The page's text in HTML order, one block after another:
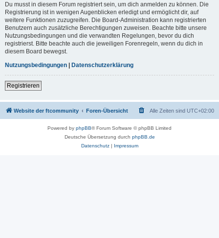
Du musst in diesem Forum registriert sein, um dich anmelden zu können. Die
Registrierung ist in wenigen Augenblicken erledigt und ermöglicht dir, auf
weitere Funktionen zuzugreifen. Die Board-Administration kann registrierten
Benutzern auch zusätzliche Berechtigungen zuweisen. Beachte bitte unsere
Nutzungsbedingungen und die verwandten Regelungen, bevor du dich
registrierst. Bitte beachte auch die jeweiligen Forenregeln, wenn du dich in
diesem Board bewegst.
Nutzungsbedingungen | Datenschutzerklärung
Registrieren
Website der ftcommunity Foren-Übersicht Alle Zeiten sind UTC+02:00
Powered by phpBB® Forum Software © phpBB Limited
Deutsche Übersetzung durch phpBB.de
Datenschutz| Impressum